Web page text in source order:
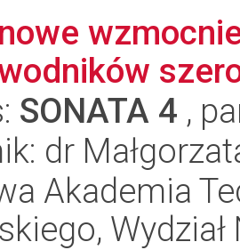
SONATA 4 ,
dr
Akademia